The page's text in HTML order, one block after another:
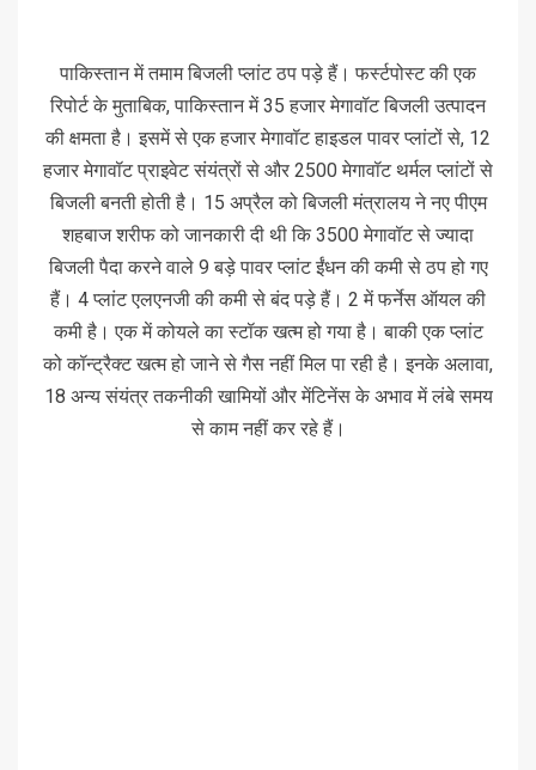
पाकिस्तान में तमाम बिजली प्लांट ठप पड़े हैं। फर्स्टपोस्ट की एक
रिपोर्ट के मुताबिक, पाकिस्तान में 35 हजार मेगावॉट बिजली उत्पादन
की क्षमता है। इसमें से एक हजार मेगावॉट हाइडल पावर प्लांटों से, 12
हजार मेगावॉट प्राइवेट संयंत्रों से और 2500 मेगावॉट थर्मल प्लांटों से
बिजली बनती होती है। 15 अप्रैल को बिजली मंत्रालय ने नए पीएम
शहबाज शरीफ को जानकारी दी थी कि 3500 मेगावॉट से ज्यादा
बिजली पैदा करने वाले 9 बड़े पावर प्लांट ईंधन की कमी से ठप हो गए
हैं। 4 प्लांट एलएनजी की कमी से बंद पड़े हैं। 2 में फर्नेस ऑयल की
कमी है। एक में कोयले का स्टॉक खत्म हो गया है। बाकी एक प्लांट
को कॉन्ट्रैक्ट खत्म हो जाने से गैस नहीं मिल पा रही है। इनके अलावा,
18 अन्य संयंत्र तकनीकी खामियों और मेंटिनेंस के अभाव में लंबे समय
से काम नहीं कर रहे हैं।